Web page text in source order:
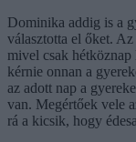
Dominika addig is a
választotta el őket.
mivel csak
kérnie onnan a
az adott nap a
van. Megértőek vele
rá a kicsik, hogy